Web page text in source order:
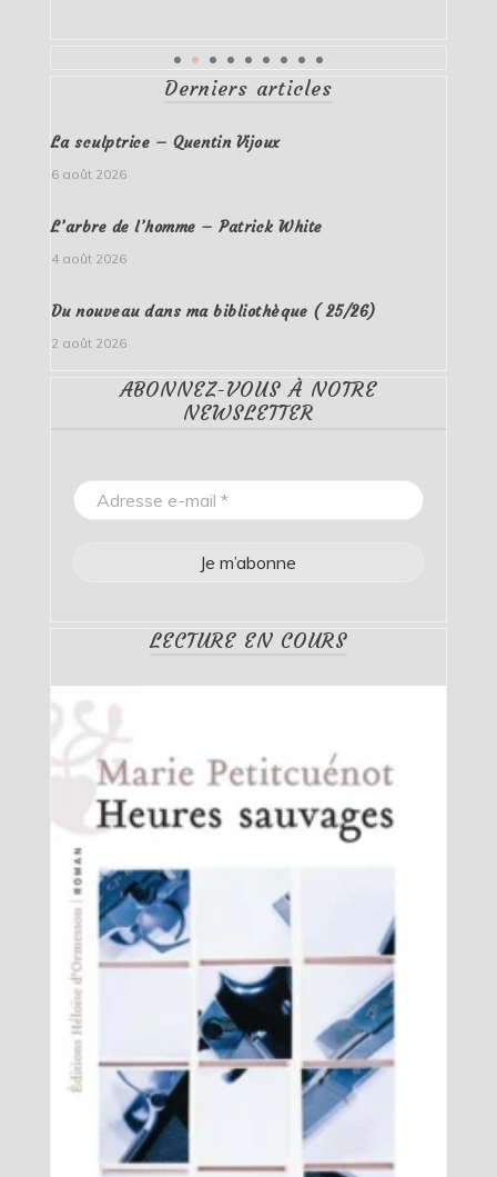
Derniers articles
La sculptrice – Quentin Vijoux
6 août 2026
L’arbre de l’homme – Patrick White
4 août 2026
Du nouveau dans ma bibliothèque ( 25/26)
2 août 2026
ABONNEZ-VOUS À NOTRE
NEWSLETTER
LECTURE EN COURS